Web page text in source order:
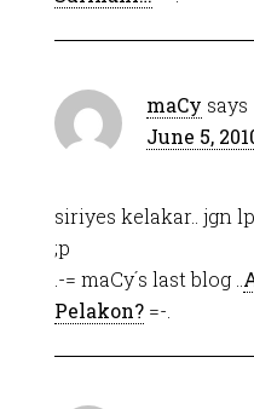
maCy says
June 5,
siriyes kelakar.. jgn
;p
.-= maCy´s last blog ..
Pelakon?=-.